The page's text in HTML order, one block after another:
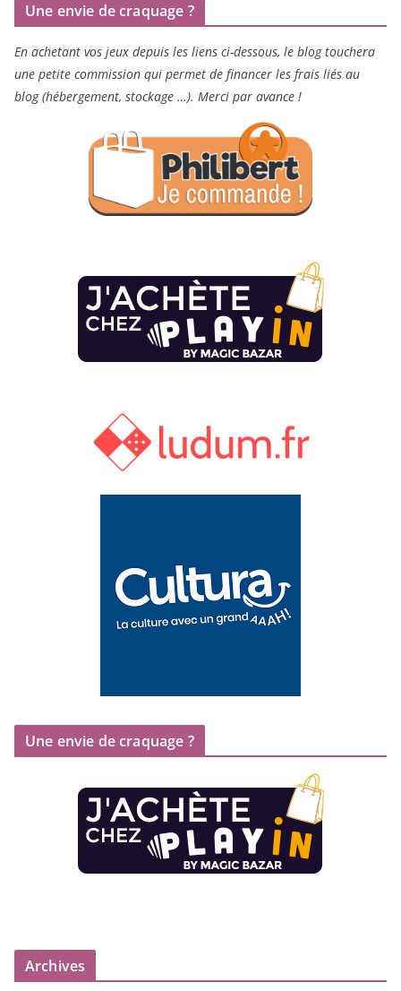
Une envie de craquage ?
En achetant vos jeux depuis les liens ci-dessous, le blog touchera
une petite commission qui permet de financer les frais liés au
blog (hébergement, stockage …). Merci par avance !
Une envie de craquage ?
Archives